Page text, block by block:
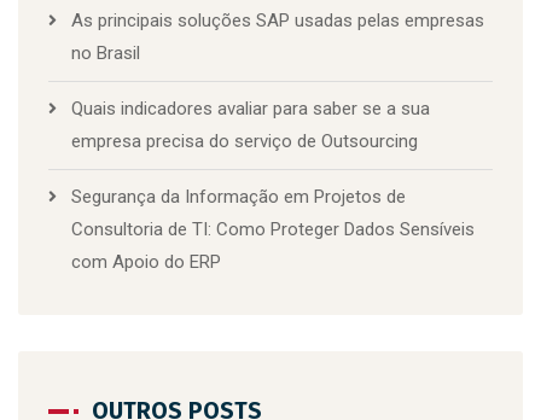
As principais soluções SAP usadas pelas empresas
no Brasil
Quais indicadores avaliar para saber se a sua
empresa precisa do serviço de Outsourcing
Segurança da Informação em Projetos de
Consultoria de TI: Como Proteger Dados Sensíveis
com Apoio do ERP
OUTROS POSTS